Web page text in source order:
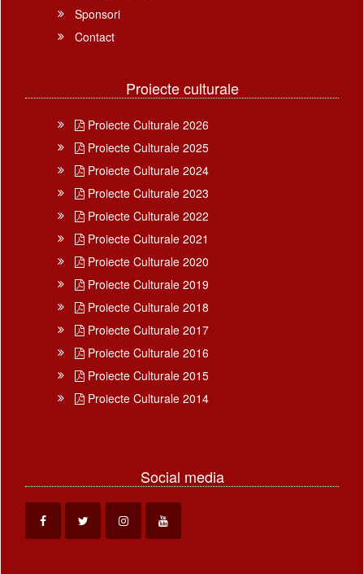
Sponsori
Contact
Proiecte culturale
Proiecte Culturale 2026
Proiecte Culturale 2025
Proiecte Culturale 2024
Proiecte Culturale 2023
Proiecte Culturale 2022
Proiecte Culturale 2021
Proiecte Culturale 2020
Proiecte Culturale 2019
Proiecte Culturale 2018
Proiecte Culturale 2017
Proiecte Culturale 2016
Proiecte Culturale 2015
Proiecte Culturale 2014
Social media